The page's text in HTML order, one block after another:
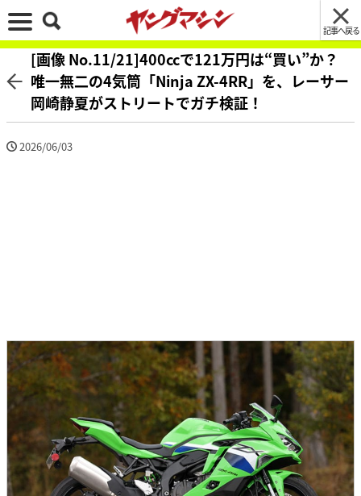
記事へ戻る
[画像 No.11/21]400ccで121万円は“買い”か？
唯一無二の4気筒「Ninja ZX-4RR」を、レーサー
岡崎静夏がストリートでガチ検証！
2026/06/03